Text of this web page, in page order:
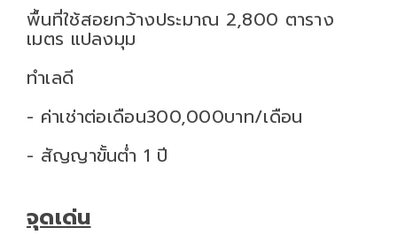
พื้นที่ใช้สอยกว้างประมาณ 2,800 ตาราง
เมตร แปลงมุม
ทำเลดี
- ค่าเช่าต่อเดือน300,000บาท/เดือน
- สัญญาขั้นต่ำ 1 ปี
จุดเด่น